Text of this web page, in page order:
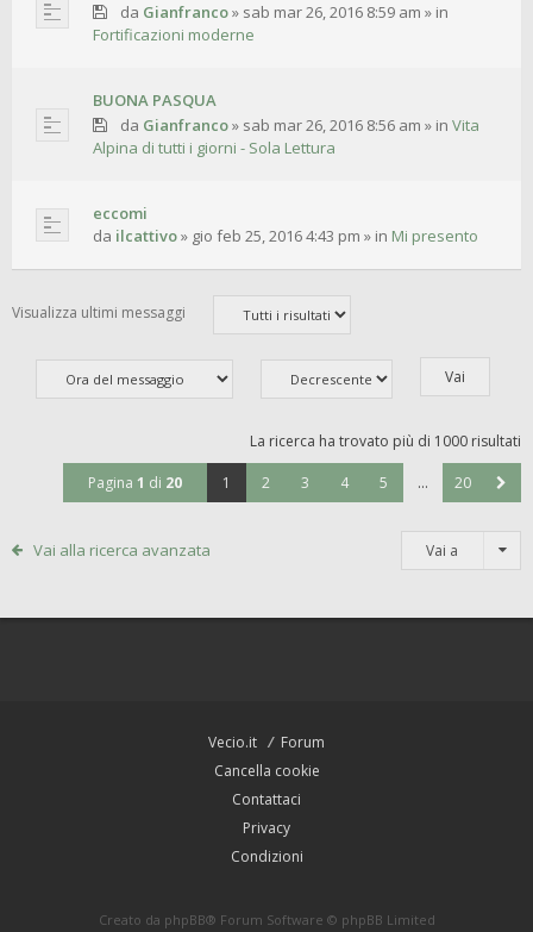
da Gianfranco» sab mar 26, 2016 8:59 am » in
Fortificazioni moderne
BUONA PASQUA
da Gianfranco» sab mar 26, 2016 8:56 am » in Vita
Alpina di tutti i giorni - Sola Lettura
eccomi
da ilcattivo» gio feb 25, 2016 4:43 pm » in Mi presento
Visualizza ultimi messaggi
La ricerca ha trovato più di 1000 risultati
Pagina 1 di 20 1 2 3 4 5 … 20
Vai alla ricerca avanzata Vai a
Vecio.it
Forum
Cancella cookie
Contattaci
Privacy
Condizioni
Creato da phpBB® Forum Software © phpBB Limited